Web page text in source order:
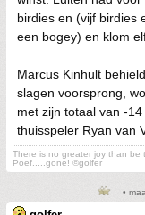
birdies en (vijf birdies
een bogey) en klom
Marcus Kinhult
slagen voorsprong,
met zijn totaal van -
thuisspeler Ryan van
There is no greater joy than be
Poef.....gone! ©golfer
•